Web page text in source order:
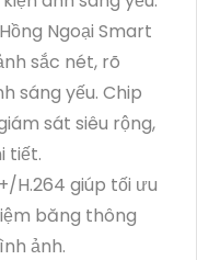
Ngoại Smart
sắc nét, rõ
sáng yếu. Chip
sát siêu rộng,
tiết.
H.264 giúp tối ưu
băng thông
ảnh.